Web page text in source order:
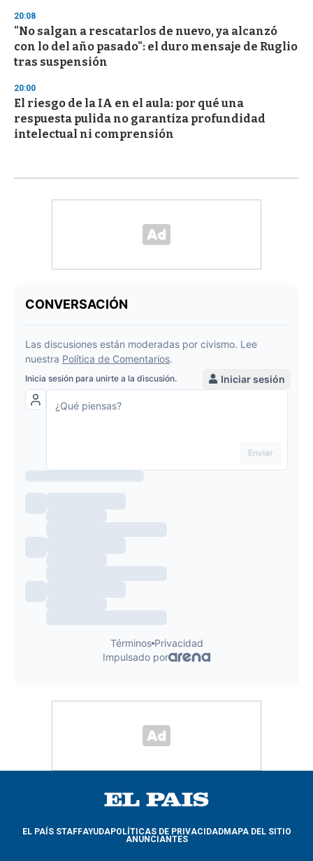
20:08
"No salgan a rescatarlos de nuevo, ya alcanzó
con lo del año pasado": el duro mensaje de Ruglio
tras suspensión
20:00
El riesgo de la IA en el aula: por qué una
respuesta pulida no garantiza profundidad
intelectual ni comprensión
EL PAÍS STAFFAYUDAPOLÍTICAS DE PRIVACIDADMAPA DEL SITIO
ANUNCIANTES